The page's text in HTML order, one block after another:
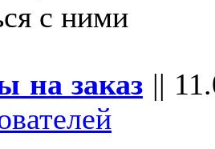
с ними
на заказ ||